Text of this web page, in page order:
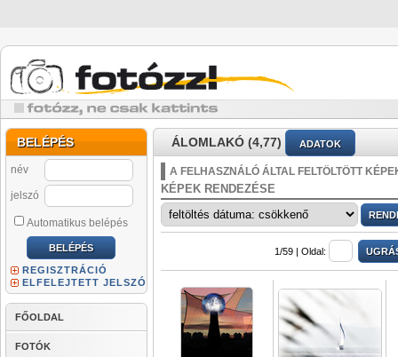
BELÉPÉS
név
jelszó
Automatikus belépés
REGISZTRÁCIÓ
ELFELEJTETT JELSZÓ
FŐOLDAL
FOTÓK
ÁLOMLAKÓ (4,77) ADATOK
A FELHASZNÁLÓ ÁLTAL FELTÖLTÖTT
KÉPEK RENDEZÉSE
1/59 | Oldal: